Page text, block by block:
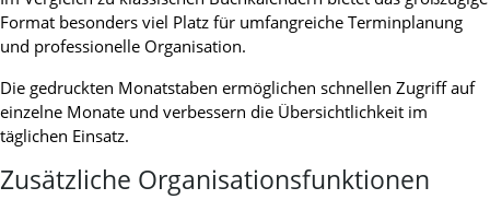
Format besonders viel Platz für umfangreiche Terminplanung
und professionelle Organisation.
Die gedruckten Monatstaben ermöglichen schnellen Zugriff auf
einzelne Monate und verbessern die Übersichtlichkeit im
täglichen Einsatz.
Zusätzliche Organisationsfunktionen